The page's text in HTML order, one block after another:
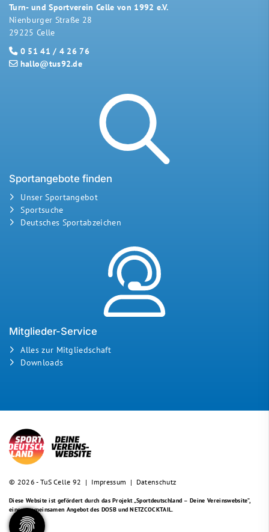
Turn- und Sportverein Celle von 1992 e.V.
Nienburger Straße 28
29225 Celle
0 51 41 / 4 26 76
hallo@tus92.de
Sportangebote finden
Unser Sportangebot
Sportsuche
Deutsches Sportabzeichen
Mitglieder-Service
Alles zur Mitgliedschaft
Downloads
© 2026 - TuS Celle 92 | Impressum | Datenschutz
Diese Website ist gefördert durch das Projekt „Sportdeutschland – Deine Vereinswebsite”,
einem gemeinsamen Angebot des DOSB und NETZCOCKTAIL.